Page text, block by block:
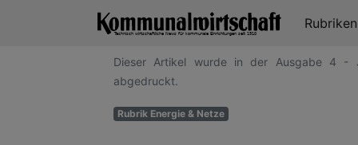
Rubriken
Dieser Artikel wurde in der Ausgabe 4 -
abgedruckt.
Rubrik Energie & Netze